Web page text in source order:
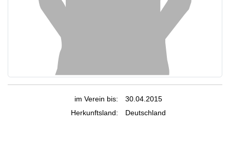
im Verein bis:
30.04.2015
Herkunftsland:
Deutschland